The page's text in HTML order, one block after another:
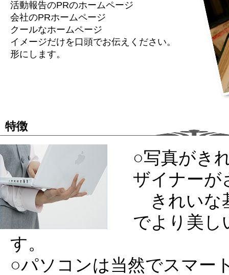
活動報告のPRのホームページ
会社のPRホームページ
クールなホームページ
イメージだけを口頭でお伝えください。
形にします。
特徴
○写真がき
ザイナーが
きれいな
でより美し
す。
○パソコンは当然でスマー